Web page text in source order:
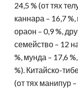
24,5 % (от тях
каннара – 16,7
ораон – 0,9 %,
семейство – 12
%, мунда – 17,6
%). Китайско-
(от тях манипур –